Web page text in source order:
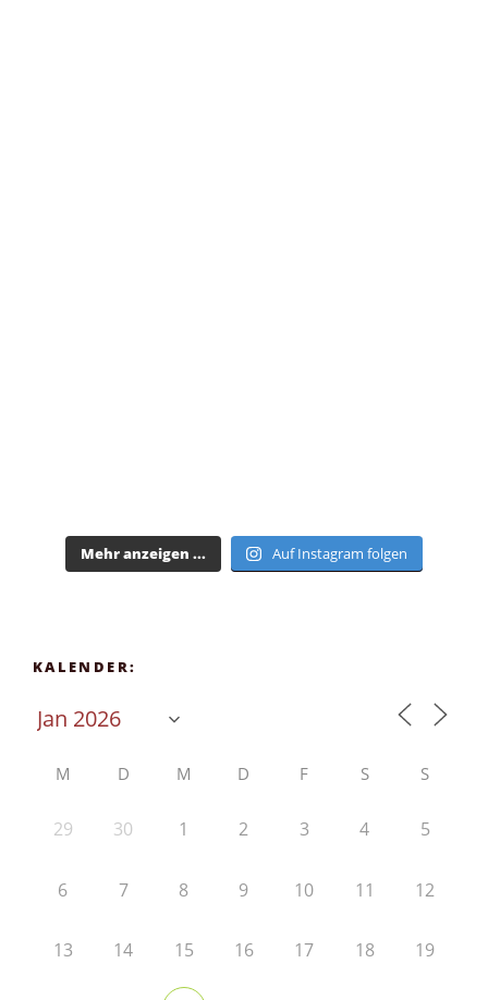
Mehr anzeigen ... Auf Instagram folgen
KALENDER:
M D M D F S S
29 30 1 2 3 4 5
6 7 8 9 10 11 12
13 14 15 16 17 18 19